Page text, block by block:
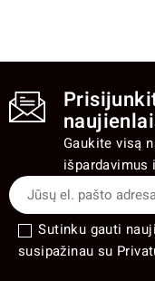
Gaukite visą
išpardavimus
Sutinku gauti
susipažinau su